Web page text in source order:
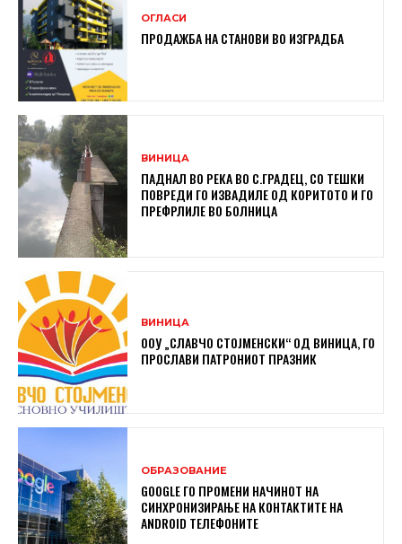
ОГЛАСИ
ПРОДАЖБА НА СТАНОВИ ВО ИЗГРАДБА
ВИНИЦА
ПАДНАЛ ВО РЕКА ВО С.ГРАДЕЦ, СО ТЕШКИ
ПОВРЕДИ ГО ИЗВАДИЛЕ ОД КОРИТОТО И ГО
ПРЕФРЛИЛЕ ВО БОЛНИЦА
ВИНИЦА
ООУ „СЛАВЧО СТОЈМЕНСКИ“ ОД ВИНИЦА, ГО
ПРОСЛАВИ ПАТРОНИОТ ПРАЗНИК
ОБРАЗОВАНИЕ
GOOGLE ГО ПРОМЕНИ НАЧИНОТ НА
СИНХРОНИЗИРАЊЕ НА КОНТАКТИТЕ НА
ANDROID ТЕЛЕФОНИТЕ